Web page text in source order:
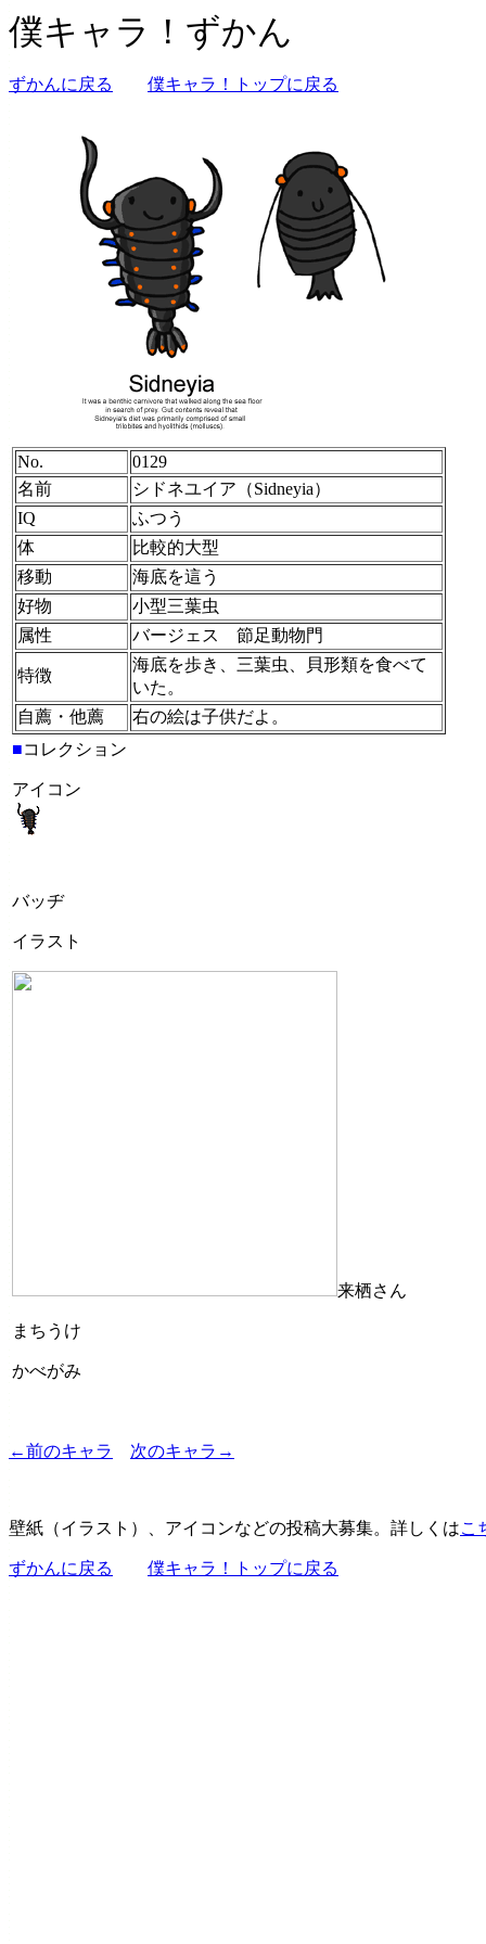
僕キャラ！ずかん
ずかんに戻る 僕キャラ！トップに戻る
No.
0129
名前
シドネユイア（Sidneyia）
IQ
ふつう
体
比較的大型
移動
海底を這う
好物
小型三葉虫
属性
バージェス 節足動物門
特徴
海底を歩き、三葉虫、貝形類を食べて
いた。
自薦・他薦
右の絵は子供だよ。
■コレクション
アイコン
バッヂ
イラスト
来栖さん
まちうけ
かべがみ
←前のキャラ 次のキャラ→
壁紙（イラスト）、アイコンなどの投稿大募集。詳しくはこ
ずかんに戻る 僕キャラ！トップに戻る